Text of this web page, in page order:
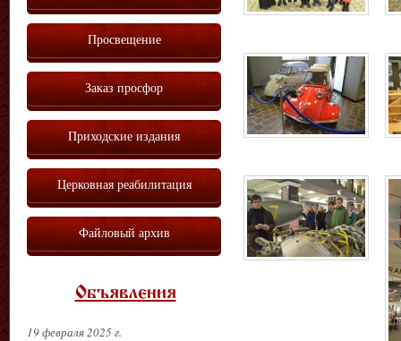
Просвещение
Заказ просфор
Приходские издания
Церковная реабилитация
Файловый архив
Объявления
19 февраля 2025 г.